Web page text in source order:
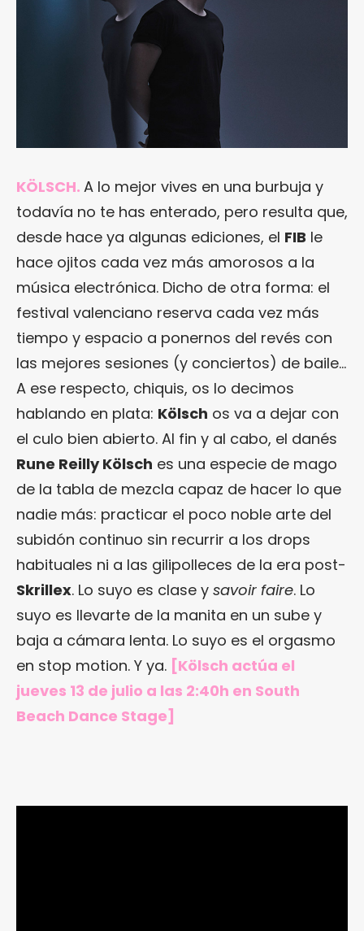
KÖLSCH. A lo mejor vives en una burbuja y
todavía no te has enterado, pero resulta que,
desde hace ya algunas ediciones, el FIB le
hace ojitos cada vez más amorosos a la
música electrónica. Dicho de otra forma: el
festival valenciano reserva cada vez más
tiempo y espacio a ponernos del revés con
las mejores sesiones (y conciertos) de baile…
A ese respecto, chiquis, os lo decimos
hablando en plata: Kölsch os va a dejar con
el culo bien abierto. Al fin y al cabo, el danés
Rune Reilly Kölsch es una especie de mago
de la tabla de mezcla capaz de hacer lo que
nadie más: practicar el poco noble arte del
subidón continuo sin recurrir a los drops
habituales ni a las gilipolleces de la era post-
Skrillex. Lo suyo es clase y savoir faire. Lo
suyo es llevarte de la manita en un sube y
baja a cámara lenta. Lo suyo es el orgasmo
en stop motion. Y ya. [Kölsch actúa el
jueves 13 de julio a las 2:40h en South
Beach Dance Stage]